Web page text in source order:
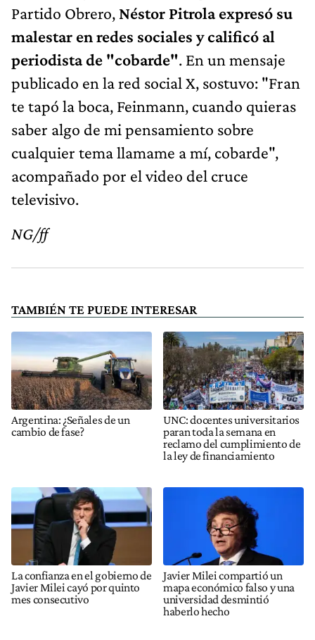
Partido Obrero, Néstor Pitrola expresó su
malestar en redes sociales y calificó al
periodista de "cobarde". En un mensaje
publicado en la red social X, sostuvo: "Fran
te tapó la boca, Feinmann, cuando quieras
saber algo de mi pensamiento sobre
cualquier tema llamame a mí, cobarde",
acompañado por el video del cruce
televisivo.
NG/ff
TAMBIÉN TE PUEDE INTERESAR
Argentina: ¿Señales de un
cambio de fase?
UNC: docentes universitarios
paran toda la semana en
reclamo del cumplimiento de
la ley de financiamiento
La confianza en el gobierno de
Javier Milei cayó por quinto
mes consecutivo
Javier Milei compartió un
mapa económico falso y una
universidad desmintió
haberlo hecho